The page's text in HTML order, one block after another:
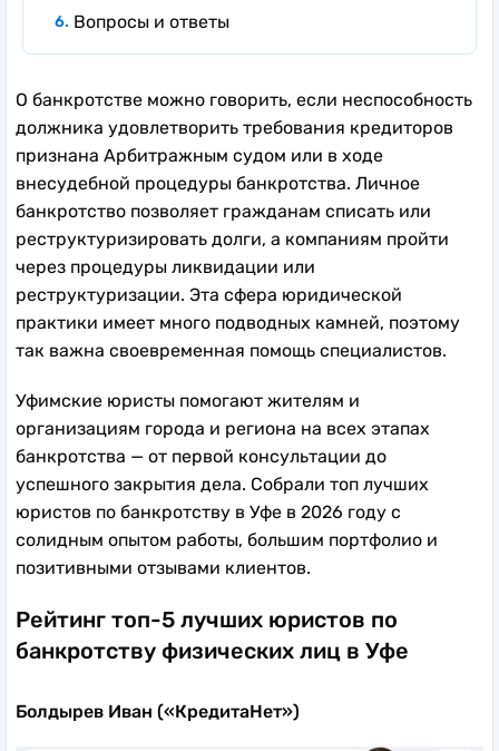
Вопросы и ответы
О банкротстве можно говорить, если неспособность
должника удовлетворить требования кредиторов
признана Арбитражным судом или в ходе
внесудебной процедуры банкротства. Личное
банкротство позволяет гражданам списать или
реструктуризировать долги, а компаниям пройти
через процедуры ликвидации или
реструктуризации. Эта сфера юридической
практики имеет много подводных камней, поэтому
так важна своевременная помощь специалистов.
Уфимские юристы помогают жителям и
организациям города и региона на всех этапах
банкротства — от первой консультации до
успешного закрытия дела. Собрали топ лучших
юристов по банкротству в Уфе в 2026 году с
солидным опытом работы, большим портфолио и
позитивными отзывами клиентов.
Рейтинг топ-5 лучших юристов по
банкротству физических лиц в Уфе
Болдырев Иван («КредитаНет»)